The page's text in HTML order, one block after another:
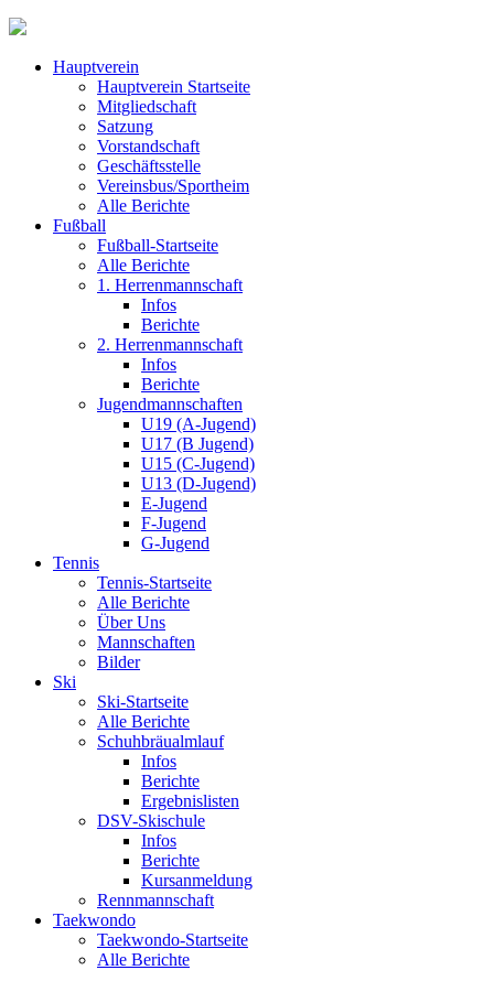
Hauptverein
Hauptverein Startseite
Mitgliedschaft
Satzung
Vorstandschaft
Geschäftsstelle
Vereinsbus/Sportheim
Alle Berichte
Fußball
Fußball-Startseite
Alle Berichte
1. Herrenmannschaft
Infos
Berichte
2. Herrenmannschaft
Infos
Berichte
Jugendmannschaften
U19 (A-Jugend)
U17 (B Jugend)
U15 (C-Jugend)
U13 (D-Jugend)
E-Jugend
F-Jugend
G-Jugend
Tennis
Tennis-Startseite
Alle Berichte
Über Uns
Mannschaften
Bilder
Ski
Ski-Startseite
Alle Berichte
Schuhbräualmlauf
Infos
Berichte
Ergebnislisten
DSV-Skischule
Infos
Berichte
Kursanmeldung
Rennmannschaft
Taekwondo
Taekwondo-Startseite
Alle Berichte